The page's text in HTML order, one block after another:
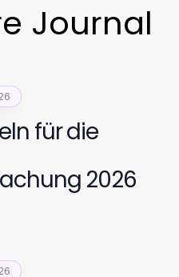
Journal
für die
2026